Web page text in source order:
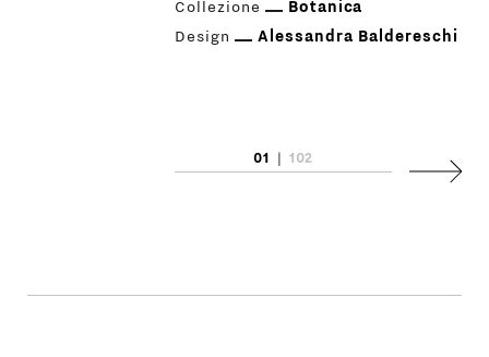
PRODOTTI
Collezione
Botanica
Design
Alessandra Baldereschi
01 | 102